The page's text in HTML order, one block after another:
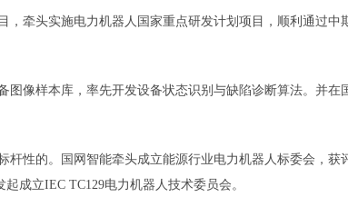
牵头实施电力机器人国家重点研发计划项目，顺利通过中
像样本库，率先开发设备状态识别与缺陷诊断算法。并在
性的。国网智能牵头成立能源行业电力机器人标委会，获
成立IEC TC129电力机器人技术委员会。